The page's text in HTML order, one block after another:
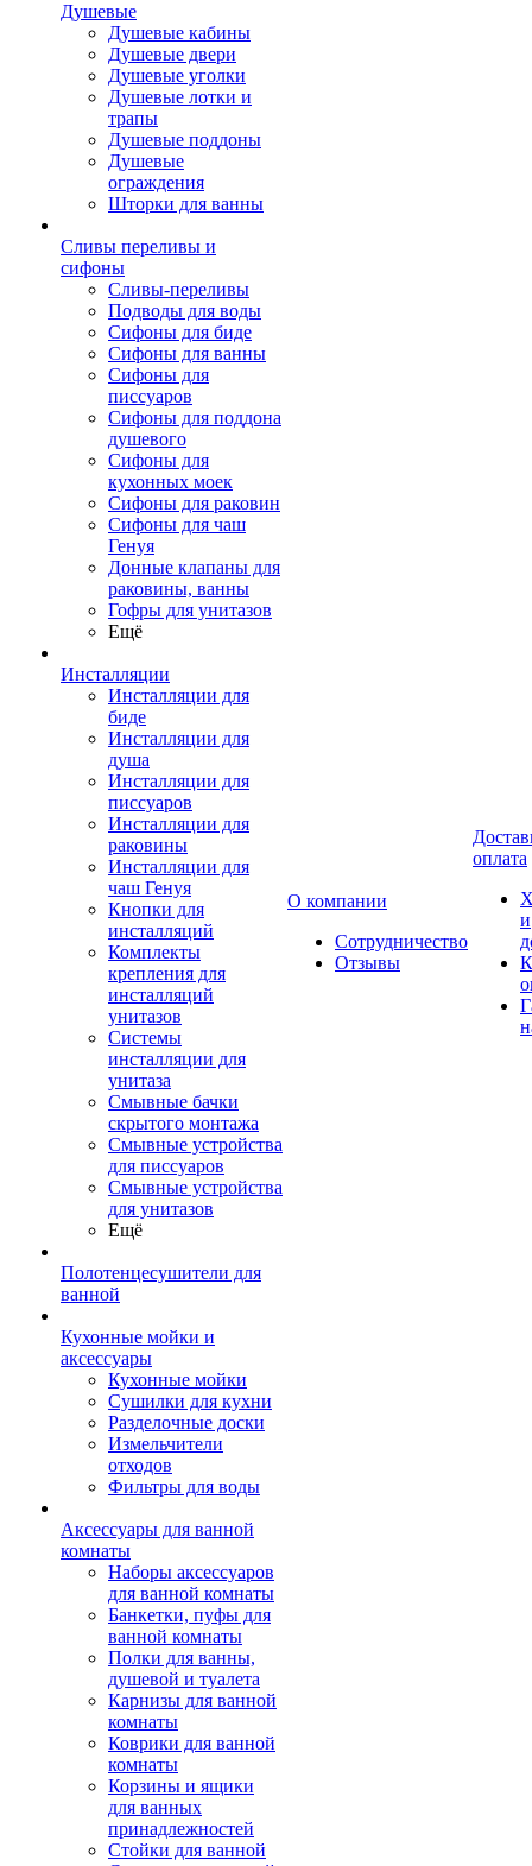
Душевые
Душевые кабины
Душевые двери
Душевые уголки
Душевые лотки и
трапы
Душевые поддоны
Душевые
ограждения
Шторки для ванны
Сливы переливы и
сифоны
Сливы-переливы
Подводы для воды
Сифоны для биде
Сифоны для ванны
Сифоны для
писсуаров
Сифоны для поддона
душевого
Сифоны для
кухонных моек
Сифоны для раковин
Сифоны для чаш
Генуя
Донные клапаны для
раковины, ванны
Гофры для унитазов
Ещё
Инсталляции
Инсталляции для
биде
Инсталляции для
душа
Инсталляции для
писсуаров
Инсталляции для
раковины
Инсталляции для
чаш Генуя
Кнопки для
инсталляций
Комплекты
крепления для
инсталляций
унитазов
Системы
инсталляции для
унитаза
Смывные бачки
скрытого монтажа
Смывные устройства
для писсуаров
Смывные устройства
для унитазов
Ещё
Полотенцесушители для
ванной
Кухонные мойки и
аксессуары
Кухонные мойки
Сушилки для кухни
Разделочные доски
Измельчители
отходов
Фильтры для воды
Аксессуары для ванной
комнаты
Наборы аксессуаров
для ванной комнаты
Банкетки, пуфы для
ванной комнаты
Полки для ванны,
душевой и туалета
Карнизы для ванной
комнаты
Коврики для ванной
комнаты
Корзины и ящики
для ванных
принадлежностей
Стойки для ванной
О компании
Сотрудничество
Отзывы
оплата
и